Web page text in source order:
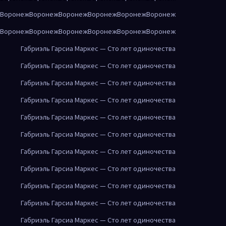
ВоронежВоронежВоронежВоронежВоронежВоронеж
ВоронежВоронежВоронежВоронежВоронежВоронеж
Габриэль Гарсиа Маркес — Сто лет одиночества
Габриэль Гарсиа Маркес — Сто лет одиночества
Габриэль Гарсиа Маркес — Сто лет одиночества
Габриэль Гарсиа Маркес — Сто лет одиночества
Габриэль Гарсиа Маркес — Сто лет одиночества
Габриэль Гарсиа Маркес — Сто лет одиночества
Габриэль Гарсиа Маркес — Сто лет одиночества
Габриэль Гарсиа Маркес — Сто лет одиночества
Габриэль Гарсиа Маркес — Сто лет одиночества
Габриэль Гарсиа Маркес — Сто лет одиночества
Габриэль Гарсиа Маркес — Сто лет одиночества